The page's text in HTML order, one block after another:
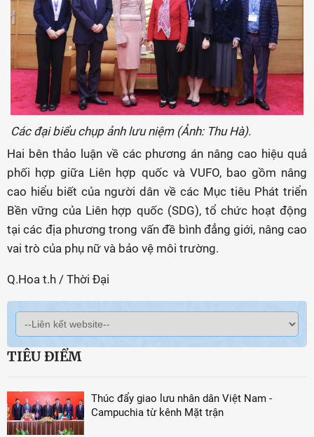
Các đại biểu chụp ảnh lưu niệm (Ảnh: Thu Hà).
Hai bên thảo luận về các phương án nâng cao hiệu quả
phối hợp giữa Liên hợp quốc và VUFO, bao gồm nâng
cao hiểu biết của người dân về các Mục tiêu Phát triển
Bền vững của Liên hợp quốc (SDG), tổ chức hoạt động
tại các địa phương trong vấn đề bình đẳng giới, nâng cao
vai trò của phụ nữ và bảo vệ môi trường.
Q.Hoa t.h / Thời Đại
TIÊU ĐIỂM
Thúc đẩy giao lưu nhân dân Việt Nam -
Campuchia từ kênh Mặt trận